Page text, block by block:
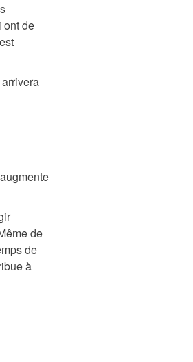
ont de
de
de
à